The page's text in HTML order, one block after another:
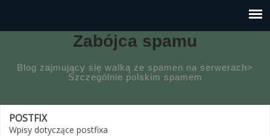
Zabójca spamu
Blog zajmujący się walką ze spamen na serwerach>
Szczególnie polskim spamem
POSTFIX
Wpisy dotyczące postfixa